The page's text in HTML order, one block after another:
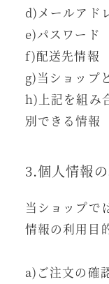
d)メールアド
e)パスワード
f)配送先情報
g)当ショップ
h)上記を組み
別できる情報
3.個人情報
当ショップで
情報の利用目
a)ご注文の確